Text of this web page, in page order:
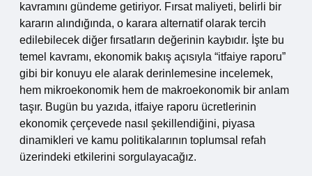
kavramını gündeme getiriyor. Fırsat maliyeti, belirli bir
kararın alındığında, o karara alternatif olarak tercih
edilebilecek diğer fırsatların değerinin kaybıdır. İşte bu
temel kavramı, ekonomik bakış açısıyla “itfaiye raporu”
gibi bir konuyu ele alarak derinlemesine incelemek,
hem mikroekonomik hem de makroekonomik bir anlam
taşır. Bugün bu yazıda, itfaiye raporu ücretlerinin
ekonomik çerçevede nasıl şekillendiğini, piyasa
dinamikleri ve kamu politikalarının toplumsal refah
üzerindeki etkilerini sorgulayacağız.